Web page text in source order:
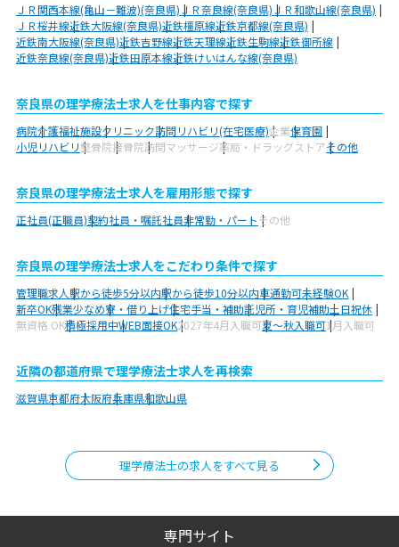
ＪＲ関西本線(亀山－難波)(奈良県)ＪＲ奈良線(奈良県)ＪＲ和歌山線(奈良県)
ＪＲ桜井線近鉄大阪線(奈良県)近鉄橿原線近鉄京都線(奈良県)
近鉄南大阪線(奈良県)近鉄吉野線近鉄天理線近鉄生駒線近鉄御所線
近鉄奈良線(奈良県)近鉄田原本線近鉄けいはんな線(奈良県)
奈良県の理学療法士求人を仕事内容で探す
病院介護福祉施設クリニック訪問リハビリ(在宅医療)企業保育園
小児リハビリ整骨院接骨院訪問マッサージ薬局・ドラッグストアその他
奈良県の理学療法士求人を雇用形態で探す
正社員(正職員)契約社員・嘱託社員非常勤・パートその他
奈良県の理学療法士求人をこだわり条件で探す
管理職求人駅から徒歩5分以内駅から徒歩10分以内車通勤可未経験OK
新卒OK残業少なめ寮・借り上げ住宅手当・補助託児所・育児補助土日祝休
無資格 OK積極採用中WEB面接OK2027年4月入職可夏～秋入職可1月入職可
近隣の都道府県で理学療法士求人を再検索
滋賀県京都府大阪府兵庫県和歌山県
理学療法士の求人をすべて見る
専門サイト